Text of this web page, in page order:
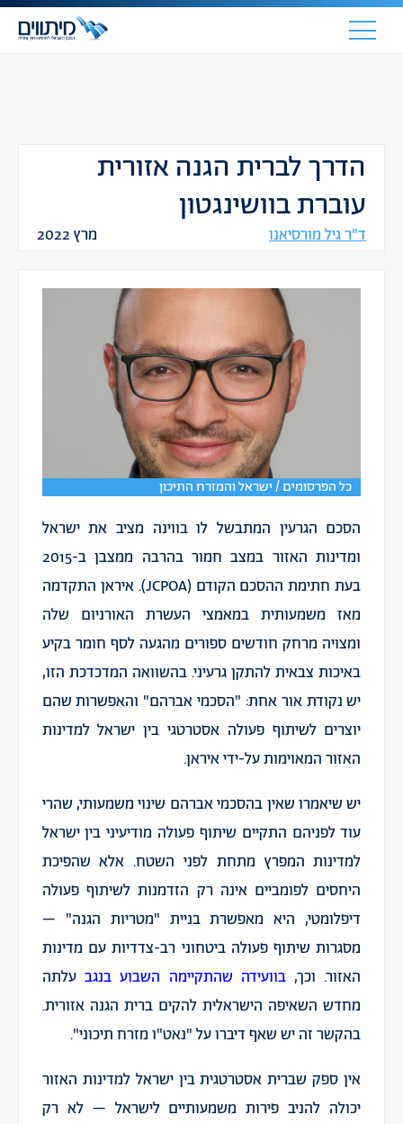
הדרך לברית הגנה אזורית
עוברת בוושינגטון
ד"ר גיל מורסיאנו מרץ 2022
כל הפרסומים / ישראל והמזרח התיכון
הסכם הגרעין המתבשל לו בווינה מציב את ישראל
ומדינות האזור במצב חמור בהרבה ממצבן ב-2015
בעת חתימת ההסכם הקודם (JCPOA). איראן התקדמה
מאז משמעותית במאמצי העשרת האורניום שלה
ומצויה מרחק חודשים ספורים מהגעה לסף חומר בקיע
באיכות צבאית להתקן גרעיני. בהשוואה המדכדכת הזו,
יש נקודת אור אחת: "הסכמי אברהם" והאפשרות שהם
יוצרים לשיתוף פעולה אסטרטגי בין ישראל למדינות
האזור המאוימות על-ידי איראן.
יש שיאמרו שאין בהסכמי אברהם שינוי משמעותי, שהרי
עוד לפניהם התקיים שיתוף פעולה מודיעיני בין ישראל
למדינות המפרץ מתחת לפני השטח. אלא שהפיכת
היחסים לפומביים אינה רק הזדמנות לשיתוף פעולה
דיפלומטי, היא מאפשרת בניית "מטריות הגנה" –
מסגרות שיתוף פעולה ביטחוני רב-צדדיות עם מדינות
האזור. וכך,בוועידה שהתקיימה השבוע בנגב עלתה
מחדש השאיפה הישראלית להקים ברית הגנה אזורית.
בהקשר זה יש שאף דיברו על "נאט"ו מזרח תיכוני".
אין ספק שברית אסטרטגית בין ישראל למדינות האזור
יכולה להניב פירות משמעותיים לישראל – לא רק